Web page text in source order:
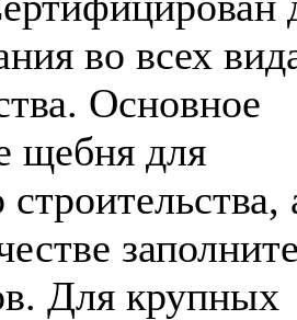
во всех
Основное
щебня для
Для крупных